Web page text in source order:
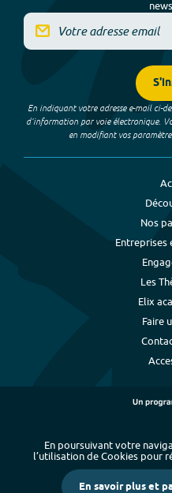
En indiquant votre adresse e-mail ci-
d’information par voie électronique.
en modifiant vos
Nos
Entreprises
Les
Elix
Faire
Plan du site -
Mentions légales et données
En poursuivant votre
l’utilisation de Cookies pour
En savoir plus et